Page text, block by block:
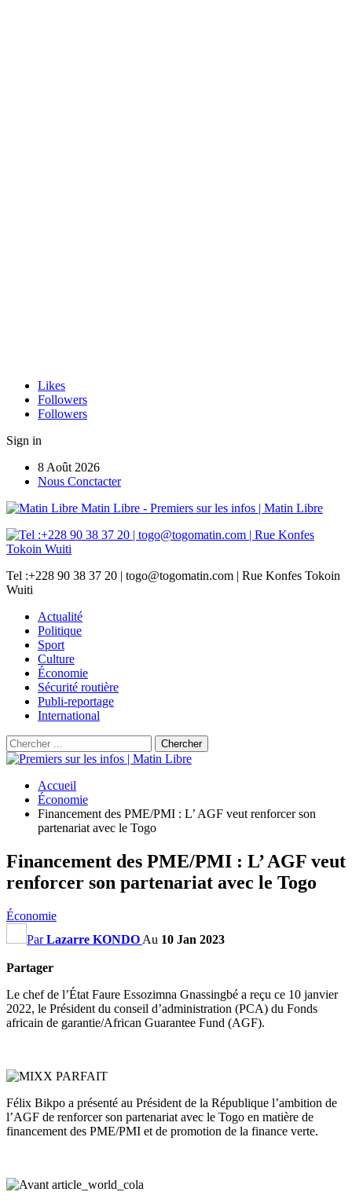
Likes
Followers
Followers
Sign in
8 Août 2026
Nous Conctacter
Matin Libre - Premiers sur les infos | Matin Libre
Tel :+228 90 38 37 20 | togo@togomatin.com | Rue Konfes Tokoin
Wuiti
Actualité
Politique
Sport
Culture
Économie
Sécurité routière
Publi-reportage
International
Accueil
Économie
Financement des PME/PMI : L’ AGF veut renforcer son
partenariat avec le Togo
Financement des PME/PMI : L’ AGF veut
renforcer son partenariat avec le Togo
Économie
ParLazarre KONDO Au 10 Jan 2023
Partager
Le chef de l’État Faure Essozimna Gnassingbé a reçu ce 10 janvier
2022, le Président du conseil d’administration (PCA) du Fonds
africain de garantie/African Guarantee Fund (AGF).
Félix Bikpo a présenté au Président de la République l’ambition de
l’AGF de renforcer son partenariat avec le Togo en matière de
financement des PME/PMI et de promotion de la finance verte.